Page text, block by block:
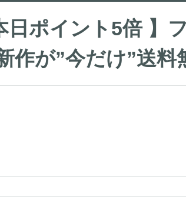
ポイント5倍 】
が”今だけ”送料